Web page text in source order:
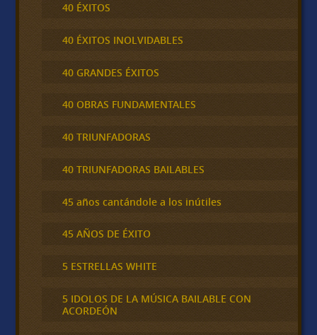
40 ÉXITOS
40 ÉXITOS INOLVIDABLES
40 GRANDES ÉXITOS
40 OBRAS FUNDAMENTALES
40 TRIUNFADORAS
40 TRIUNFADORAS BAILABLES
45 años cantándole a los inútiles
45 AÑOS DE ÉXITO
5 ESTRELLAS WHITE
5 IDOLOS DE LA MÚSICA BAILABLE CON
ACORDEÓN